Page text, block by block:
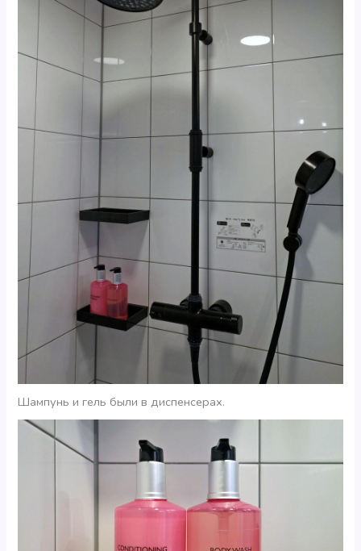
Шампунь и гель были в диспенсерах.